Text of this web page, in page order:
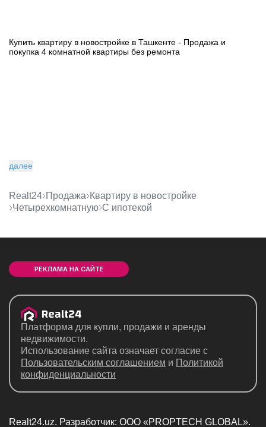
Купить квартиру в новостройке в Ташкенте - Продажа и
покупка 4 комнатной квартиры без ремонта
далее
Realt24 Продажа
квартиру в новостройке
четырехкомнатную
с ипотекой
РЕКЛАМА НА САЙТЕ
Платформа для купли, продажи и аренды
недвижимости.
Использование сайта означает согласие с
Пользовательским соглашением и Политикой
конфиденциальности
Realt24.uz. Разработчик: ООО «PROPTECH GLOBAL».